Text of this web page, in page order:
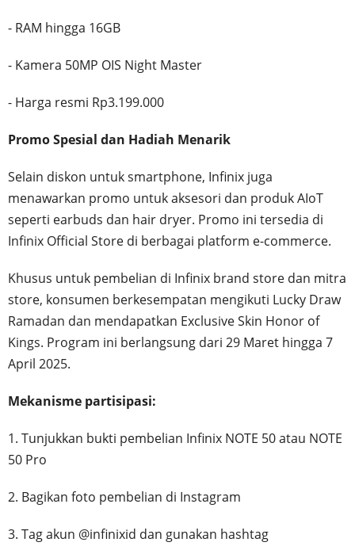
- RAM hingga 16GB
- Kamera 50MP OIS Night Master
- Harga resmi Rp3.199.000
Promo Spesial dan Hadiah Menarik
Selain diskon untuk smartphone, Infinix juga
menawarkan promo untuk aksesori dan produk AIoT
seperti earbuds dan hair dryer. Promo ini tersedia di
Infinix Official Store di berbagai platform e-commerce.
Khusus untuk pembelian di Infinix brand store dan mitra
store, konsumen berkesempatan mengikuti Lucky Draw
Ramadan dan mendapatkan Exclusive Skin Honor of
Kings. Program ini berlangsung dari 29 Maret hingga 7
April 2025.
Mekanisme partisipasi:
1. Tunjukkan bukti pembelian Infinix NOTE 50 atau NOTE
50 Pro
2. Bagikan foto pembelian di Instagram
3. Tag akun @infinixid dan gunakan hashtag